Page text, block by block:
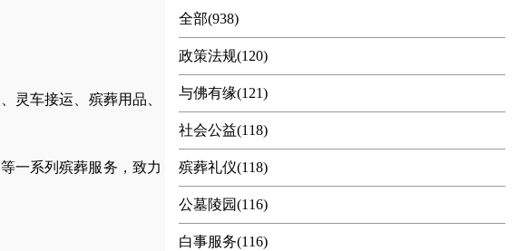
灵车接运 殡葬用品
等一系列殡葬服务， 致力
全部(938)
政策法规(120)
与佛有缘(121)
社会公益(118)
殡葬礼仪(118)
公墓陵园(116)
白事服务(116)